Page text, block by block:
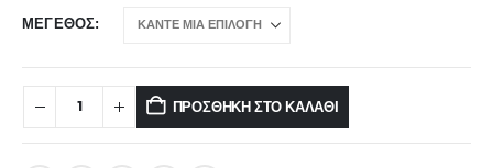
ΜΈΓΕΘΟΣ
ΠΡΟΣΘΉΚΗ ΣΤΟ ΚΑΛΆΘΙ